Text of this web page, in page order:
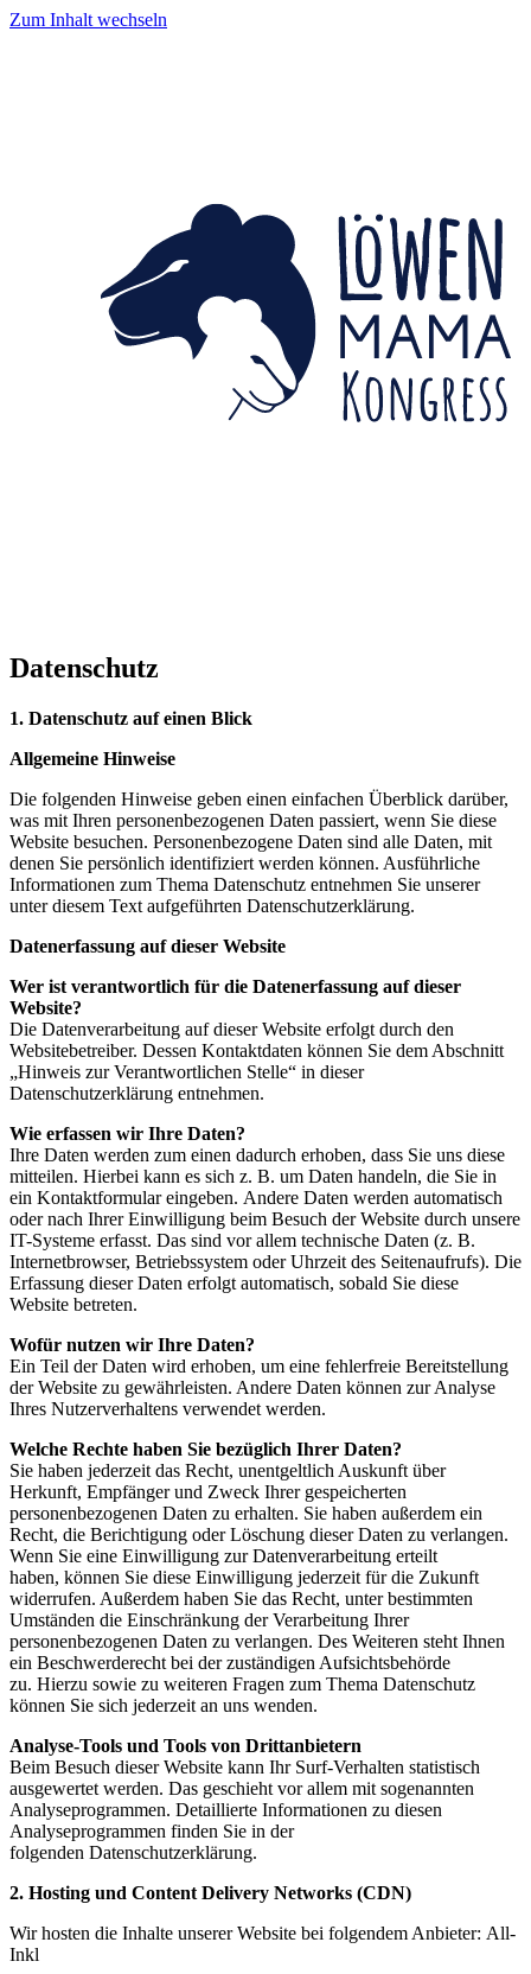
Zum Inhalt wechseln
Datenschutz
1. Datenschutz auf einen Blick
Allgemeine Hinweise
Die folgenden Hinweise geben einen einfachen Überblick darüber,
was mit Ihren personenbezogenen Daten passiert, wenn Sie diese
Website besuchen. Personenbezogene Daten sind alle Daten, mit
denen Sie persönlich identifiziert werden können. Ausführliche
Informationen zum Thema Datenschutz entnehmen Sie unserer
unter diesem Text aufgeführten Datenschutzerklärung.
Datenerfassung auf dieser Website
Wer ist verantwortlich für die Datenerfassung auf dieser
Website?
Die Datenverarbeitung auf dieser Website erfolgt durch den
Websitebetreiber. Dessen Kontaktdaten können Sie dem Abschnitt
„Hinweis zur Verantwortlichen Stelle“ in dieser
Datenschutzerklärung entnehmen.
Wie erfassen wir Ihre Daten?
Ihre Daten werden zum einen dadurch erhoben, dass Sie uns diese
mitteilen. Hierbei kann es sich z. B. um Daten handeln, die Sie in
ein Kontaktformular eingeben. Andere Daten werden automatisch
oder nach Ihrer Einwilligung beim Besuch der Website durch unsere
IT-Systeme erfasst. Das sind vor allem technische Daten (z. B.
Internetbrowser, Betriebssystem oder Uhrzeit des Seitenaufrufs). Die
Erfassung dieser Daten erfolgt automatisch, sobald Sie diese
Website betreten.
Wofür nutzen wir Ihre Daten?
Ein Teil der Daten wird erhoben, um eine fehlerfreie Bereitstellung
der Website zu gewährleisten. Andere Daten können zur Analyse
Ihres Nutzerverhaltens verwendet werden.
Welche Rechte haben Sie bezüglich Ihrer Daten?
Sie haben jederzeit das Recht, unentgeltlich Auskunft über
Herkunft, Empfänger und Zweck Ihrer gespeicherten
personenbezogenen Daten zu erhalten. Sie haben außerdem ein
Recht, die Berichtigung oder Löschung dieser Daten zu verlangen.
Wenn Sie eine Einwilligung zur Datenverarbeitung erteilt
haben, können Sie diese Einwilligung jederzeit für die Zukunft
widerrufen. Außerdem haben Sie das Recht, unter bestimmten
Umständen die Einschränkung der Verarbeitung Ihrer
personenbezogenen Daten zu verlangen. Des Weiteren steht Ihnen
ein Beschwerderecht bei der zuständigen Aufsichtsbehörde
zu. Hierzu sowie zu weiteren Fragen zum Thema Datenschutz
können Sie sich jederzeit an uns wenden.
Analyse-Tools und Tools von Drittanbietern
Beim Besuch dieser Website kann Ihr Surf-Verhalten statistisch
ausgewertet werden. Das geschieht vor allem mit sogenannten
Analyseprogrammen. Detaillierte Informationen zu diesen
Analyseprogrammen finden Sie in der
folgenden Datenschutzerklärung.
2. Hosting und Content Delivery Networks (CDN)
Wir hosten die Inhalte unserer Website bei folgendem Anbieter: All-
Inkl